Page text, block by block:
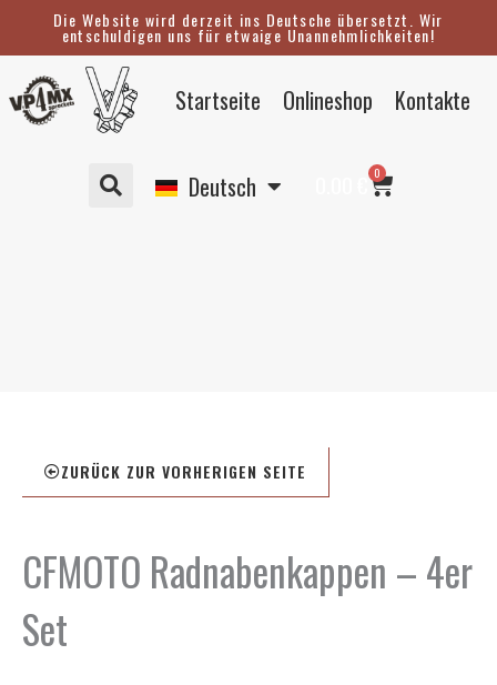
springen
Die Website wird derzeit ins Deutsche übersetzt. Wir
entschuldigen uns für etwaige Unannehmlichkeiten!
Startseite Onlineshop Kontakte
Deutsch
English
Svenska
0
Warenkorb
ZURÜCK ZUR VORHERIGEN SEITE
CFMOTO Radnabenkappen – 4er
Set